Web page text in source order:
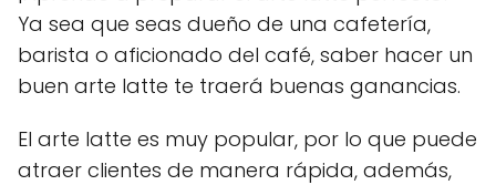
Ya sea que seas dueño de una cafetería,
barista o aficionado del café, saber hacer un
buen arte latte te traerá buenas ganancias.
El arte latte es muy popular, por lo que puede
atraer clientes de manera rápida, además,